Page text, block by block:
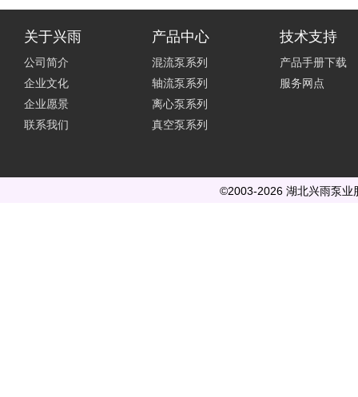
关于兴雨
公司简介
企业文化
企业愿景
联系我们
产品中心
混流泵系列
轴流泵系列
离心泵系列
真空泵系列
技术支持
产品手册下载
服务网点
©2003-2026 湖北兴雨泵